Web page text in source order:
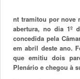
nt tramitou por nove
abertura, no dia 1º
concedida pela
em abril deste ano.
que emitiu dois
Plenário e chegou à